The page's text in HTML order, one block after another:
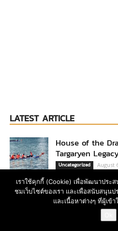
LATEST ARTICLE
House of the
Targaryen
Uncategorized August
The Impact of
Popular Culture
เราใช้คุกกี้ (Cookie) เพื่อพัฒนาประ
ชมเว็บไซต์ของเรา และเพื่อสนับสนุน
และเนื้อหาต่างๆ ที่ผู้เข้
ติดต่อข